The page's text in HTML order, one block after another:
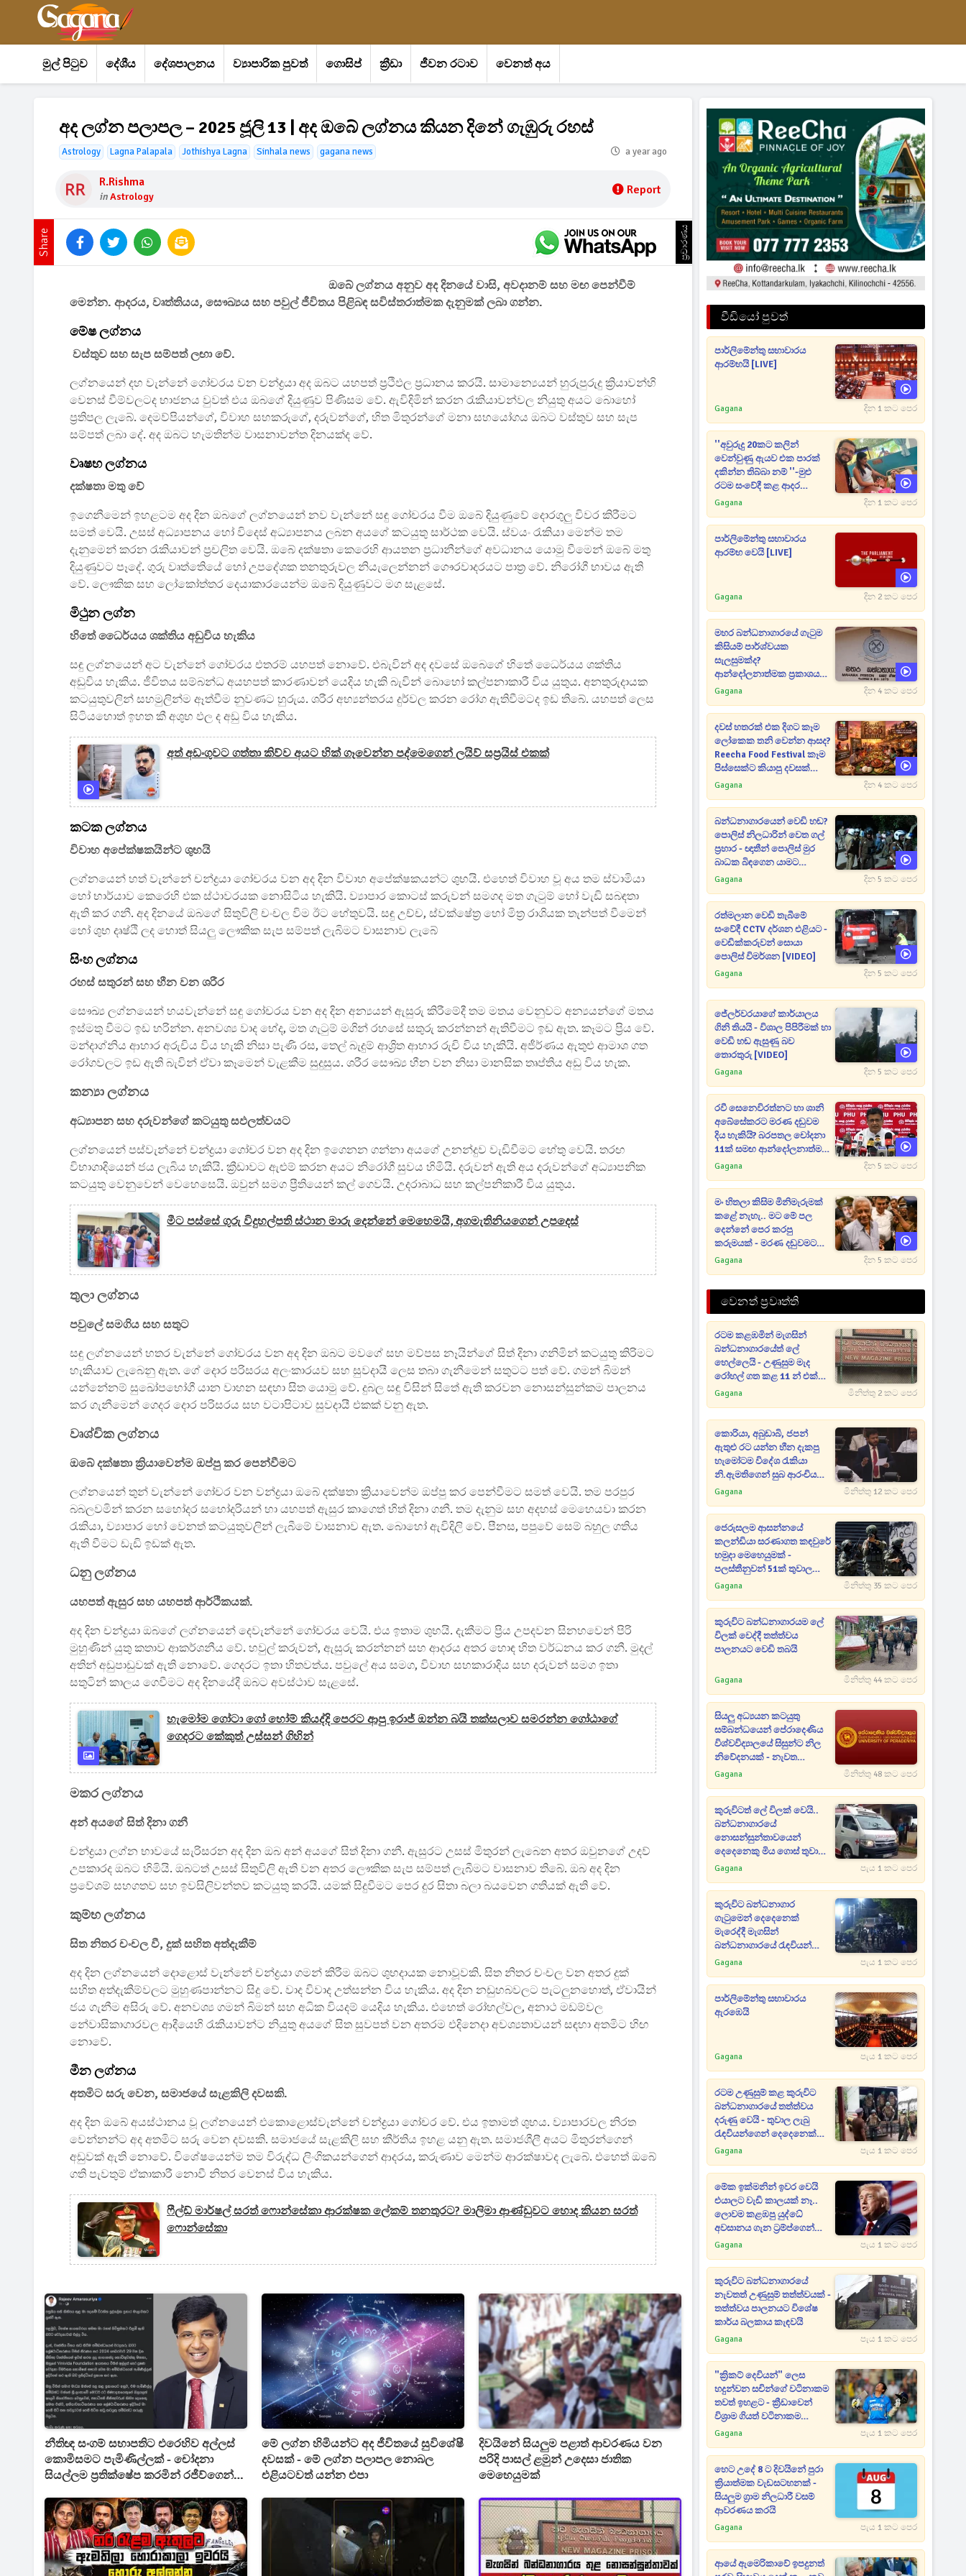
මුල් පිටුව දේශීය දේශපාලනය ව්‍යාපාරික පුවත් ගොසිප් ක්‍රීඩා ජීවන රටාව වෙනත් අය
අද ලග්න පලාපල – 2025 ජූලි 13 | අද ඔබේ ලග්නය කියන දිනේ ගැඹුරු රහස්
Astrology Lagna Palapala Jothishya Lagna Sinhala news gagana news a year ago
R.rishma
inAstrology Report
Share ප්‍රචාරණය
ඔබේ ලග්නය අනුව අද දිනයේ වාසි, අවදානම් සහ මඟ පෙන්වීම්
මෙන්න. ආදරය, වෘත්තියය, සෞඛ්‍යය සහ පවුල් ජීවිතය පිළිබඳ සවිස්තරාත්මක දැනුමක් ලබා ගන්න.
මේෂ ලග්නය
වස්තුව සහ සැප සම්පත් ලඟා වේ.
ලග්නයෙන් දහ වැන්නේ ගෝචරය වන චන්ද්‍රයා අද ඔබට යහපත් ප්‍රථිඵල ප්‍රධානය කරයි. සාමාන්‍යෙයන් හුරුපුරුදු ක්‍රියාවන්හි
වෙනස් වීම්වලටද භාජනය වුවත් එය ඔබගේ දියුණුව පිණිසම වේ. ඇවිදිමින් කරන රැකියාවන්වල නියුතු අයට බොහෝ
ප්‍රතිපල ලැබේ. දෙමව්පියන්ගේ, විවාහ සහකරුගේ, දරුවන්ගේ, හිත මිතුරන්ගේ මනා සහයෝගය ඔබට වස්තුව සහ සැප
සම්පත් ලබා දේ. අද ඔබට හැමතින්ම වාසනාවන්ත දිනයක්ද වේ.
වෘෂභ ලග්නය
දක්ෂතා මතු වේ
ඉ‍ගෙනීමෙන් ඉහළටම අද දින ඔබගේ ලග්නයෙන් නව වැන්නේ සඳු ගෝචරය වීම ඔබේ දියුණුවේ දොරගුලු විවර කිරීමට
සමත් වෙයි. උසස් අධ්‍යාපනය හෝ විදෙස් අධ්‍යාපනය ලබන අයගේ කටයුතු සාර්ථක වෙයි. ස්වයං රැකියා මෙන්ම තම
දැනුමෙන් කරන රැකියාවන් ප්‍රචලිත වෙයි. ඔබේ දක්ෂතා කෙරෙහි ආයතන ප්‍රධානීන්ගේ අවධානය යොමු වීමෙන් ඔබේ මතු
දියුණුවට පෑදේ. ගුරු වෘත්තිෙයේ හෝ උපදේශක තනතුරුවල නියැලෙන්නන් ගෞරවාදරයට පාත්‍ර වේ. නිරෝගී භාවය ඇති
වේ. ලෞකික සහ ලෝකෝත්තර දෙයාකාරයෙන්ම ඔබේ දියුණුවට මග සැළසේ.
මිථුන ලග්න
හිතේ ධෛර්යය ශක්තිය අඩුවිය හැකිය
සඳු ලග්නයෙන් අට වැන්නේ ගෝචරය එතරම් යහපත් නොවේ. එබැවින් අද දවසේ ඔබෙගේ හිතේ ධෛර්යය ශක්තිය
අඩුවිය හැකිය. ජීවිතය සම්බන්ධ අයහපත් කාරණාවන් යෙදිය හැකි බැවින් බොහෝ කල්පනාකාරී විය යුතුය. අනතුරුදායක
කටයුතුවලින් සහමුලින්ම ඈත්වීම නුවණට හුරුය. ශරීර අභ්‍යන්තරය දුර්වල කරන රෝග ඇතිවීමටද ඉඩ තිබේ. යහපත් ලෙස
සිටියහොත් ඉහත කී අශුභ ඵල ද අඩු විය හැකිය.
අත් අඩංගුවට ගත්තා කිව්ව අයට හික් ගෑවෙන්න පද්මෙගෙන් ලයිව් සප්‍රයිස් එකක්
කටක ලග්නය
විවාහ අපේක්ෂකයින්ට ශුභයි
ලග්නයෙන් හත් වැන්නේ චන්ද්‍රයා ගෝචරය වන අද දින විවාහ අපේක්ෂකයන්ට ශුභයි. එහෙත් විවාහ වූ අය තම ස්වාමියා
හෝ භාර්යාව කෙරෙහි එක ස්ථාවරයක නොසිටිය හැකියි. ව්‍යාපාර කොටස් කරුවන් සමගද මත ගැටුම් හෝ වැඩි සබඳතා
ඇති කර ගනී. අද දිනයේ ඔබගේ සිතුවිලි චංචල විම ඊට හේතුවයි. සඳු උච්ච, ස්වක්ෂේත්‍ර හෝ මිත්‍ර රාශියක තැන්පත් වීමෙන්
හෝ ශුභ දෘෂ්ඨි ලද හොත් සියලු ලෞකික සැප සම්පත් ලැබිමට වාසනාව ලැබේ
සිංහ ලග්නය
රහස් සතුරන් සහ හීන වන ශරීර
සෞඛ්‍ය ලග්නයෙන් හයවැන්නේ සඳු ගෝචරය වන අද දින අන්‍යයන් ඇසුරු කිරීමේදී තම මතය වෙනුවට අන්‍යයන්ගේ මතය
ඉස්මතු වීමට ඉඩ හරින්න. අනවශ්‍ය වාද භේද, මත ගැටුම් මගින් රහසේ සතුරු කරන්නන් ඇතිවීමට ඉඩ ඇත. කෑමට ප්‍රිය වේ.
මන්දාග්නිය ආහාර අරුචිය විය හැකි නිසා පැණි රස, තෙල් බැදුම් ආශ්‍රිත ආහාර රුචි විය හැකියි. අජීර්ණය ඇතුළු ආමාශ ගත
රෝගවලට ඉඩ ඇති බැවින් ඒවා කෑමෙන් වැළකීම සුදුසුය. ශරීර සෞඛ්‍ය හීන වන නිසා මානසික තෘප්තිය අඩු විය හැක.
කන්‍යා ලග්නය
අධ්‍යාපන සහ දරුවන්ගේ කටයුතු සඵලත්වයට
ලග්නයෙන් පස්වැන්නේ චන්ද්‍රයා ගෝචර වන අද දින ඉගෙනන ගන්නා අයගේ උනන්දුව වැඩිවීමට හේතු වෙයි. තරඟ
විභාගාදියෙන් ජය ලැබිය හැකියි. ක්‍රීඩාවට ඇළුම් කරන අයට නිරෝගී සුවය හිමියි. දරුවන් ඇති අය දරුවන්ගේ අධ්‍යාපනික
කටයුතු වෙනුවෙන් වෙහෙසෙයි. ඔවුන් සමග ප්‍රීතියෙන් කල් ගෙවයි. උදරාබාධ සහ කල්පනිකාරී විය යුතුය.
මීට පස්සේ ගුරු විදුහල්පති ස්ථාන මාරු දෙන්නේ මෙහෙමයි, අගමැතිනියගෙන් උපදෙස්
තුලා ලග්නය
පවුලේ සමගිය සහ සතුට
සඳු ලග්නයෙන් හතර වැන්නේ ගෝචරය වන අද දින ඔබට මවගේ සහ මව්පස නෑයින්ගේ සිත් දිනා ගනිමින් කටයුතු කිරිමට
හැකියාව ලැබෙනු ඇත. ගේ දොර පරිසරය අලංකාරයව සහ සුවදායී ලෙස තබා ගැනීමෙන් සතුටට පත් වේ. ගමන් බිමන්
යන්නේනම් සුඛෝපභෝගී යාන වාහන සඳහා සිත යොමු වේ. දුබල සඳු විසින් සිතේ ඇති කරවන නොසන්සුන්කම පාලනය
කර ගැනීමෙන් ගෙදර දොර පරිසරය සහ වටාපිටාව සුවදායී එකක් වනු ඇත.
වෘශ්චික ලග්නය
ඔබේ දක්ෂතා ක්‍රියාවෙන්ම ඔප්පු කර පෙන්වීමට
ලග්නයෙන් තුන් වැන්නේ ගෝචර වන වන්ද්‍රයා ඔබේ දක්ෂතා ක්‍රියාවෙන්ම ඔප්පු කර පෙන්වීමට සමත් වෙයි. තම පරපුර
බබලවමින් කරන සහෝදර සහෝදරියන් හා යහපත් ඇසුර කාගෙත් හිත් දිනා ගනී. තම දැනුම සහ අදහස් මෙහෙයවා කරන
රැකියා, ව්‍යාපාර හෝ වෙනත් කටයුතුවලින් ලැබීමේ වාසනාව ඇත. බොහෝ ඇවිදිලි වේ. පීනස, පපුවේ සෙම් බහුල ගතිය
ඇති වීමට ඩැඩි ඉඩක් ඇත.
ධනු ලග්නය
යහපත් ඇසුර සහ යහපත් ආර්ථිකයක්.
අද දින චන්ද්‍රයා ඔබගේ ලග්නයෙන් දෙවැන්නේ ගෝචරය වෙයි. එය ඉතාම ශුභයි. දැකීමට ප්‍රිය උපදවන සිනහවෙන් පිරි
මුහුණින් යුතු කතාව ආකර්ශනීය වේ. හවුල් කරුවන්, ඇසුරු කරන්නන් සහ ආදරය අතර හොඳ හිත වර්ධනය කර ගනී. මුදල්
අතින් අඩුපාඩුවක් ඇති නොවේ. ගෙදරට ඉතා හිතවත්ය. පවුලේ අය සමග, විවාහ සහකාරාදිය සහ දරුවන් සමග ඉතා
සතුටින් කාලය ගෙවීමට අද දිනයේදී ඔබට අවස්ථාව සැළසේ.
හැමෝම ගෝටා ගෝ හෝම් කියද්දි පෙරට ආපු ඉරාජ් ඔන්න බයි තක්සලාව සමරන්න ගෝඨාගේ
ගෙදරට කේකුත් උස්සන් ගිහින්
මකර ලග්නය
අන් අයගේ සිත් දිනා ගනී
චන්ද්‍රයා ලග්න භාවයේ සැරිසරන අද දින ඔබ අන් අයගේ සිත් දිනා ගනී. ඇසුරට උසස් මිතුරන් ලැබෙන අතර ඔවුනගේ උදව්
උපකාරද ඔබට හිමියි. ඔබටත් උසස් සිතුවිලි ඇති වන අතර ලෞකික සැප සම්පත් ලැබීමට වාසනාව ති‍බේ. ඔබ අද දින
ප්‍රවේශම් සහගතව සහ ඉවසිලිවන්තව කටයුතු කරයි. යමක් සිදුවීමට පෙර දුර සිතා බලා බයවෙන ගතියක් ඇති වේ.
කුම්භ ලග්නය
සිත නිතර චංචල වී, දුක් සහිත අත්දැකීම්
අද දින ලග්නයෙන් දොළොස් වැන්නේ චන්ද්‍රයා ගමන් කිරීම ඔබට ශුභදායක නොවූවකි. සිත නිතර චංචල වන අතර දුක්
සහිත අත්දැකීම්වලට මුහුණපාන්නට සිදු වේ. වාද විවාද උත්සන්න විය හැකිය. අද දින නඩුහබවලට පැටලුනහොත්, ඒවායින්
ජය ගැනීම අසිරු වේ. අනවශ්‍ය ගමන් බිමන් සහ අධික වියදම් යෙදිය හැකිය. එහෙත් රෝහල්වල, අනාථ මඩම්වල
නේවාසිකාගාරවල ආදීයෙහි රැකියාවන්ට නියුතු අයගේ සිත සුවපත් වන අතරම එදිනෙදා අවශ්‍යතාවයන් සඳහා අතමිට හිඟ
නොවේ.
මීන ලග්නය
අතමිට සරු වෙන, සමාජයේ සැළකිලි දවසකි.
අද දින ඔබේ අයස්ථානය වූ ලග්නයෙන් එකොළොස්වැන්නේ චන්ද්‍රයා ගෝචර වේ. එය ඉතාමත් ශුභය. ව්‍යාපාරවල නිරත
වෙන්නන්ට අද අතමිට සරු වෙන දවසකි. සමාජයේ සැළකිලි සහ කීර්තිය ඉහළ යනු ඇත. සමාජශීලී අයට මිතුරන්ගෙන්
අඩුවක් ඇති නොවේ. විශේෂයෙන්ම තම විරුද්ධ ලිංගිකයන්ගෙන් ආදරය, කරුණාව මෙන්ම ආරක්ෂාවද ලැබේ. එහෙත් ඔබේ
ගති පැවතුම් ඒකාකාරී නොවී නිතර වෙනස් විය හැකිය.
ෆීල්ඩ් මාර්ෂල් සරත් ෆොන්සේකා ආරක්ෂක ලේකම් තනතුරට? මාලිමා ආණ්ඩුවට හොද කියන සරත්
ෆොන්සේකා
නීතිඥ සංගම් සභාපතිට එරෙහිව අල්ලස්
කොමිසමට පැමිණිල්ලක් - චෝදනා
සියල්ලම ප්‍රතික්ෂේප කරමින් රජීව්ගෙන්
මේ ලග්න හිමියන්ට අද ජීවිතයේ සුවිශේෂී
දවසක් - මේ ලග්න පලාපල නොබල
එළියටවත් යන්න එපා
දිවයිනේ සියලුම පළාත් ආවරණය වන
පරිදි පාසල් ළමුන් උදෙසා ජාතික
මෙහෙයුමක්
වීඩියෝ පුවත්
පාර්ලිමේන්තු සභාවාරය
ආරම්භයි [LIVE]
Gagana දින 1 කට පෙර
''අවුරුදු 20කට කලින්
වෙන්වුණු ඇයව එක පාරක්
දකින්න තිබ්බා නම් ''-මුළු
රටම සංවේදී කළ ආදර
අමරණීය මතකය
Gagana දින 1 කට පෙර
පාර්ලිමේන්තු සභාවාරය
ආරම්භ වෙයි [LIVE]
Gagana දින 2 කට පෙර
මහර බන්ධනාගාරයේ ගැටුම
කිසියම් පාර්ශ්වයක
සැලසුමක්ද?
ආන්දෝලනාත්මක ප්‍රකාශයක්
එළියට [VIDEO]
Gagana දින 4 කට පෙර
දවස් හතරක් එක දිගට කෑම
ලෝකෙක තනි වෙන්න ආසද?
Reecha Food Festival කෑම
පිස්සෙක්ට කියාපු දවසක්
මෙන්න
Gagana දින 4 කට පෙර
බන්ධනාගාරයෙන් වෙඩි හඬ?
පොලිස් නිලධාරින් වෙත ගල්
ප්‍රහාර - ඥාතීන් පොලිස් මුර
බාධක බිඳගෙන යාමට
උත්සාහයක [VIDEO]
Gagana දින 5 කට පෙර
රත්මලාන වෙඩි තැබීමේ
සංවේදී CCTV දර්ශන එළියට -
වෙඩික්කරුවන් සොයා
පොලිස් විමර්ශන [VIDEO]
Gagana දින 5 කට පෙර
ජේලර්වරයාගේ කාර්යාලය
ගිනි තියයි - විශාල පිපිරීමක් හා
වෙඩි හඬ ඇසුණු බව
තොරතුරු [VIDEO]
Gagana දින 5 කට පෙර
රවී සෙනෙවිරත්නට හා ශානි
අබේසේකරට මරණ දඬුවම
දිය හැකියි? බරපතල චෝදනා
11ක් සමඟ ආන්දෝලනාත්මක
ප්‍රකාශයක් [VIDEO]
Gagana දින 5 කට පෙර
මං හිතලා කිසිම මිනිමැරුමක්
කළේ නැහැ.. මට මේ පල
දෙන්නේ පෙර කරපු
කරුමයක් - මරණ දඬුවමට
කළින් කට ඇරපු පූජිත් හඬා
Gagana දින 5 කට පෙර
වෙනත් ප්‍රවෘත්ති
රටම කළඹමින් මැගසින්
බන්ධනාගාරයේත් ලේ
හෙල්ලෙයි - උණුසුම මැද
රෝහල් ගත කළ 11 න් එක්
අයෙක් ජීවිතක්ෂයට
Gagana මිනිත්තු 2 කට පෙර
කොරියා, අබුඩාබි, ජපන්
ඇතුළු රට යන්න හීන දැකපු
හැමෝටම විදේශ රැකියා
නි.ඇමතිගෙන් සුබ ආරංචියක් -
හෙදියන්ටත් විශේෂ අවස්ථා
Gagana මිනිත්තු 12 කට පෙර
ජෙරුසලම ආසන්නයේ
කලන්ඩියා සරණාගත කඳවුරේ
හමුදා මෙහෙයුමක් -
පලස්තීනුවන් 51ක් තුවාල
ලබයි
Gagana මිනිත්තු 35 කට පෙර
කුරුවිට බන්ධනාගාරයම ලේ
විලක් වෙද්දී තත්ත්වය
පාලනයට වෙඩි තබයි
Gagana මිනිත්තු 44 කට පෙර
සියලු අධ්‍යයන කටයුතු
සම්බන්ධයෙන් පේරාදෙණිය
විශ්වවිද්‍යාලයේ සිසුන්ට නිල
නිවේදනයක් - නැවත
ඇරඹෙන දිනය දන්වයි
Gagana මිනිත්තු 48 කට පෙර
කුරුවිටත් ලේ විලක් වෙයි..
බන්ධනාගාරයේ
නොසන්සුන්තාවයෙන්
දෙදෙනෙකු ‍මිය ගොස් තුවාල
ලැබූ සංඛ්‍යාව 12 දක්වා ඉහළට
Gagana පැය 1 කට පෙර
කුරුවිට බන්ධනාගාර
ගැටුමෙන් දෙදෙනෙක්
මැරෙද්දී මැගසින්
බන්ධනාගාරයේ රැඳවියන්
11ක් රෝහලට
Gagana පැය 1 කට පෙර
පාර්ලිමේන්තු සභාවාරය
ඇරඹෙයි
Gagana පැය 1 කට පෙර
රටම උණුසුම් කළ කුරුවිට
බන්ධනාගාරයේ තත්ත්වය
දරුණු වෙයි - තුවාල ලැබු
රැඳවියන්ගෙන් දෙදෙනෙක්
ජීවිතක්ෂයට [UPDATE]
Gagana පැය 1 කට පෙර
මේක ඉක්මනින් ඉවර වෙයි
එයාලට වැඩි කාලයක් නෑ..
ලොවම කළඹපු යුද්ධේ
අවසානය ගැන ට්‍රම්ප්ගෙන්
ඇඟ හිරි වැටෙන ප්‍රකාශයක්
Gagana පැය 1 කට පෙර
කුරුවිට බන්ධනාගාරයේ
නැවතත් උණුසුම් තත්ත්වයක් -
තත්ත්වය පාලනයට විශේෂ
කාර්ය බලකාය කැඳවයි
Gagana පැය 1 කට පෙර
"ක්‍රිකට් දෙවියන්" ලෙස
හදුන්වන සචින්ගේ වටිනාකම
තවත් ඉහළට - ක්‍රීඩාවෙන්
විශ්‍රාම ගියත් වටිනාකම
අඩුවෙලා නැහැ
Gagana පැය 1 කට පෙර
හෙට උදේ 8 ට දිවයිනේ පුරා
ක්‍රියාත්මක වැඩසටහනක් -
සියලුම ග්‍රාම නිලධාරී වසම්
ආවරණය කරයි
Gagana පැය 1 කට පෙර
ආයේ ඇමෙරිකාවේ ඉපදුනත්